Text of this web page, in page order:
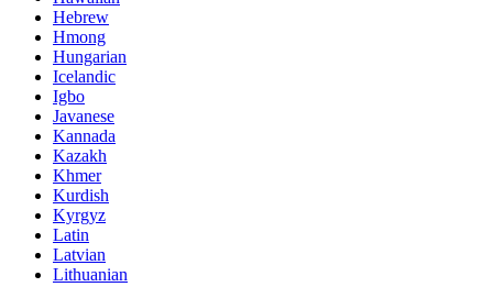
Hebrew
Hmong
Hungarian
Icelandic
Igbo
Javanese
Kannada
Kazakh
Khmer
Kurdish
Kyrgyz
Latin
Latvian
Lithuanian